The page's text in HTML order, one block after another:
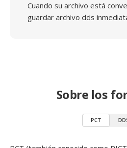
Cuando su archivo está
guardar archivo dds
Sobre los
PCT